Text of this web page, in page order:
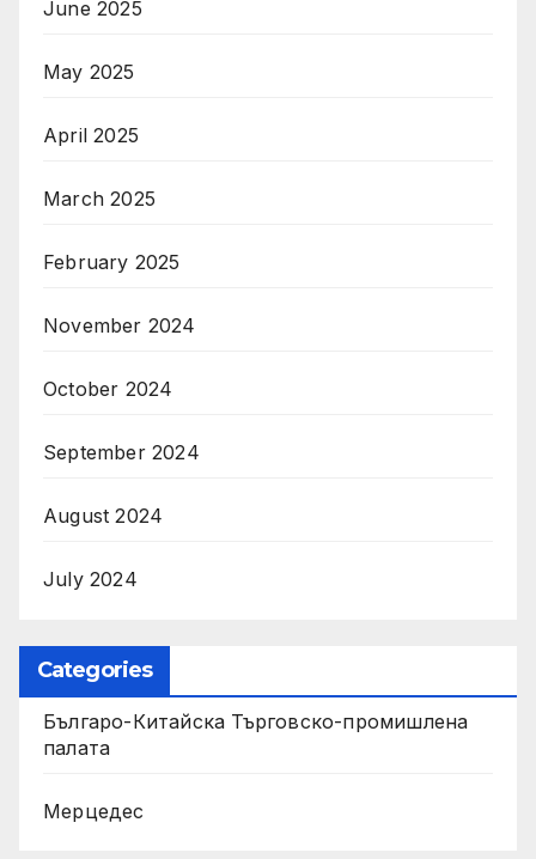
June 2025
May 2025
April 2025
March 2025
February 2025
November 2024
October 2024
September 2024
August 2024
July 2024
Categories
Българо-Китайска Търговско-промишлена
палaта
Мерцедес